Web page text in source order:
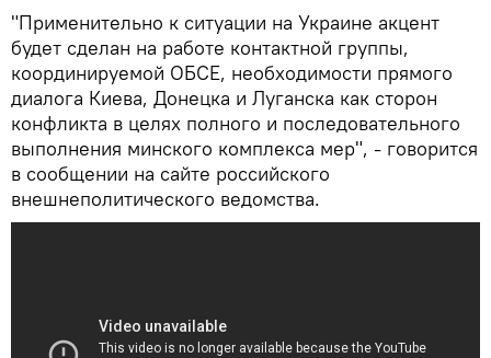
"Применительно к ситуации на Украине акцент
будет сделан на работе контактной группы,
координируемой ОБСЕ, необходимости прямого
диалога Киева, Донецка и Луганска как сторон
конфликта в целях полного и последовательного
выполнения минского комплекса мер", - говорится
в сообщении на сайте российского
внешнеполитического ведомства.